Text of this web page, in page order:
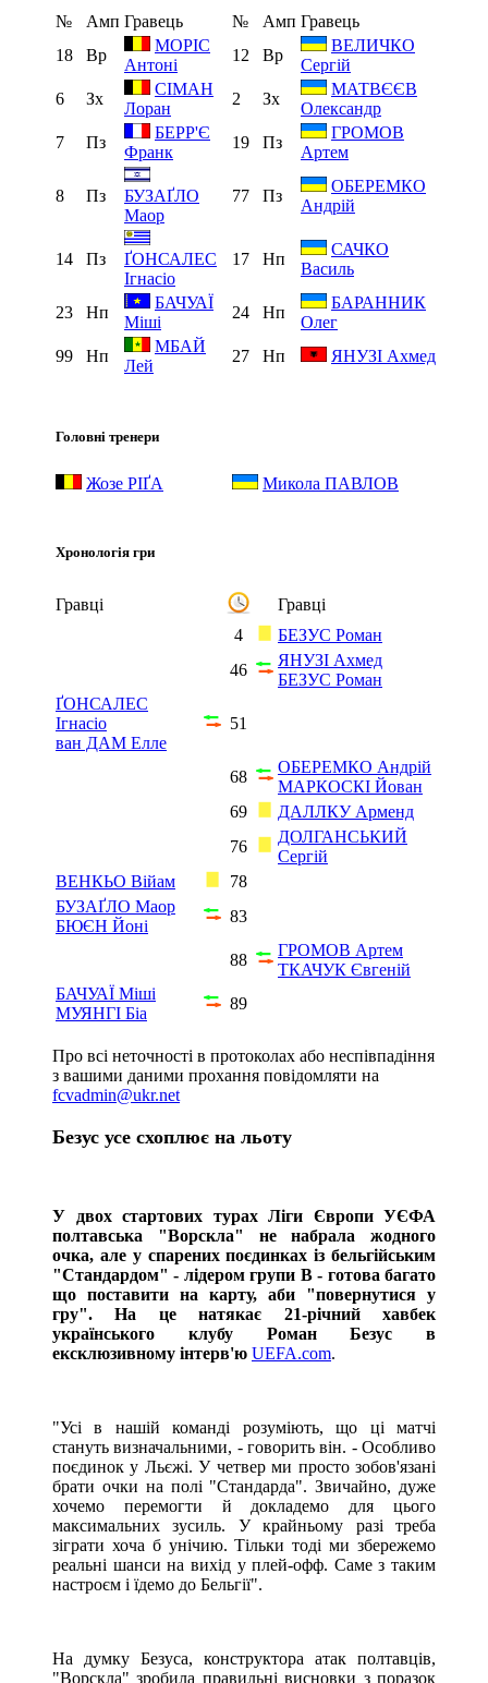
№ Амп Гравець № Амп Гравець
18
Вр
МОРІС
Антоні
12 Вр
ВЕЛИЧКО
Сергій
6
Зх
СІМАН
Лоран
2 Зх
МАТВЄЄВ
Олександр
7
Пз
БЕРР'Є
Франк
19 Пз
ГРОМОВ
Артем
8 Пз
БУЗАҐЛО
Маор
77 Пз
ОБЕРЕМКО
Андрій
14 Пз
ҐОНСАЛЕС
Ігнасіо
17 Нп
САЧКО
Василь
23 Нп
БАЧУАЇ
Міші
24 Нп
БАРАННИК
Олег
99
Нп
МБАЙ
Лей
27 Нп ЯНУЗІ Ахмед
Головні тренери
Жозе РІҐА Микола ПАВЛОВ
Хронологія гри
Гравці
Гравці
4
БЕЗУС Роман
46
ЯНУЗІ Ахмед
БЕЗУС Роман
ҐОНСАЛЕС
Ігнасіо
ван ДАМ Елле
51
68
ОБЕРЕМКО Андрій
МАРКОСКІ Йован
69
ДАЛЛКУ Арменд
76
ДОЛГАНСЬКИЙ
Сергій
ВЕНКЬО Війам
78
БУЗАҐЛО Маор
БЮЄН Йоні
83
88
ГРОМОВ Артем
ТКАЧУК Євгеній
БАЧУАЇ Міші
МУЯНГІ Біа
89
Про всі неточності в протоколах або неспівпадіння
з вашими даними прохання повідомляти на
fcvadmin@ukr.net
Безус усе схоплює на льоту
У двох стартових турах Ліги Європи УЄФА
полтавська "Ворскла" не набрала жодного
очка, але у спарених поєдинках із бельгійським
"Стандардом" - лідером групи B - готова багато
що поставити на карту, аби "повернутися у
гру". На це натякає 21-річний хавбек
українського клубу Роман Безус в
ексклюзивному інтерв'ю UEFA.com.
"Усі в нашій команді розуміють, що ці матчі
стануть визначальними, - говорить він. - Особливо
поєдинок у Льєжі. У четвер ми просто зобов'язані
брати очки на полі "Стандарда". Звичайно, дуже
хочемо перемогти й докладемо для цього
максимальних зусиль. У крайньому разі треба
зіграти хоча б унічию. Тільки тоді ми збережемо
реальні шанси на вихід у плей-офф. Саме з таким
настроєм і їдемо до Бельгії".
На думку Безуса, конструктора атак полтавців,
"Ворскла" зробила правильні висновки з поразок